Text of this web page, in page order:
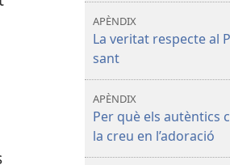
APÈNDIX
La veritat respecte al
sant
APÈNDIX
Per què els autèntics
la creu en l’adoració